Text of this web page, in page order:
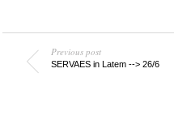
Previous post
SERVAES in Latem --> 26/6